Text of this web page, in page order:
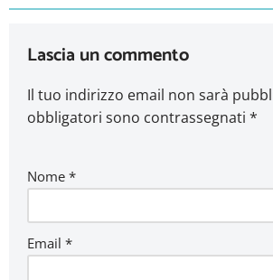
Lascia un commento
Il tuo indirizzo email non sarà
obbligatori sono contrassegnati *
Nome *
Email *